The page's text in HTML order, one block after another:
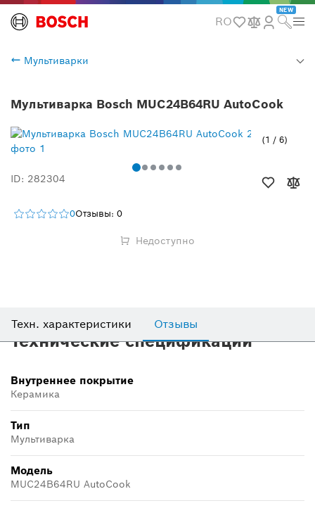
RO
NEW
Мультиварки
Мультиварка Bosch MUC24B64RU AutoCook
1 / 6
ID: 282304
0Отзывы: 0
Недоступно
Техн. характеристики Отзывы
Технические спецификации
Внутреннее покрытие
Керамика
Тип
Мультиварка
Модель
MUC24B64RU AutoCook